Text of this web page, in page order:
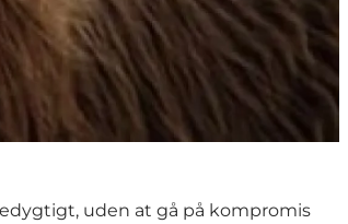
uden at gå på kompromis